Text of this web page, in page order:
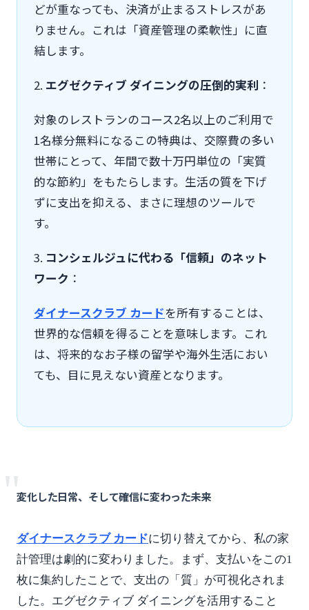
どが重なっても、決済が止まるストレスがあ
りません。これは「資産管理の柔軟性」に直
結します。
2. エグゼクティブ ダイニングの圧倒的実利 ：
対象のレストランのコース2名以上のご利用で
1名様分無料になるこの特典は、交際費の多い
世帯にとって、年間で数十万円単位の「実質
的な節約」をもたらします。生活の質を下げ
ずに支出を抑える、まさに理想のツールで
す。
3. コンシェルジュに代わる「信頼」のネット
ワーク ：
ダイナースクラブ カードを所有することは、
世界的な信頼を得ることを意味します。これ
は、将来的なお子様の留学や海外生活におい
ても、目に見えない資産となります。
"
変化した日常、そして確信に変わった未来
ダイナースクラブ カードに切り替えてから、私の家
計管理は劇的に変わりました。まず、支払いをこの1
枚に集約したことで、支出の「質」が可視化されま
した。エグゼクティブ ダイニングを活用すること